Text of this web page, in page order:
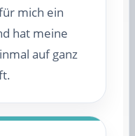
mich ein
hat meine
auf ganz